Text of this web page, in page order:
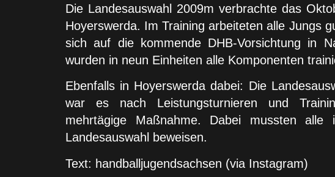
Die Landesauswahl 2009m verbrachte das
Hoyerswerda. Im Training arbeiteten alle Jungs
sich auf die kommende DHB-Vorsichtung in
wurden in neun Einheiten alle Komponenten
Ebenfalls in Hoyerswerda dabei: Die
war es nach Leistungsturnieren und
mehrtägige Maßnahme. Dabei mussten
Landesauswahl beweisen.
Text: handballjugendsachsen (via Instagram)